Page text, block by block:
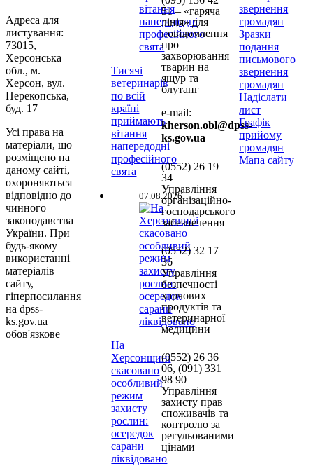
Адреса для
листування:
73015,
Херсонська
обл., м.
Херсон, вул.
Перекопська,
буд. 17
Усі права на
матеріали, що
розміщено на
даному сайті,
охороняються
відповідно до
чинного
законодавства
України. При
будь-якому
використанні
матеріалів
сайту,
гіперпосилання
на dpss-
ks.gov.ua
обов'язкове
Тисячі
ветеринарів
по всій
країні
приймають
вітання
напередодні
професійного
свята
07.08.2026
На
Херсонщині
скасовано
особливий
режим
захисту
рослин:
осередок
сарани
ліквідовано
51 – «гаряча
лінія» для
повідомлення
про
захворювання
тварин на
ящур та
блутанг
e-mail:
kherson.obl@dpss-
ks.gov.ua
(0552) 26 19
34 –
Управління
організаційно-
господарського
забезпечення
(0552)32 17
36 –
Управління
безпечності
харчових
продуктів та
ветеринарної
медицини
(0552) 26 36
06, (091) 331
98 90 –
Управління
захисту прав
споживачів та
контролю за
регульованими
цінами
звернення
громадян
Зразки
подання
письмового
звернення
громадян
Надіслати
лист
Графік
прийому
громадян
Мапа сайту